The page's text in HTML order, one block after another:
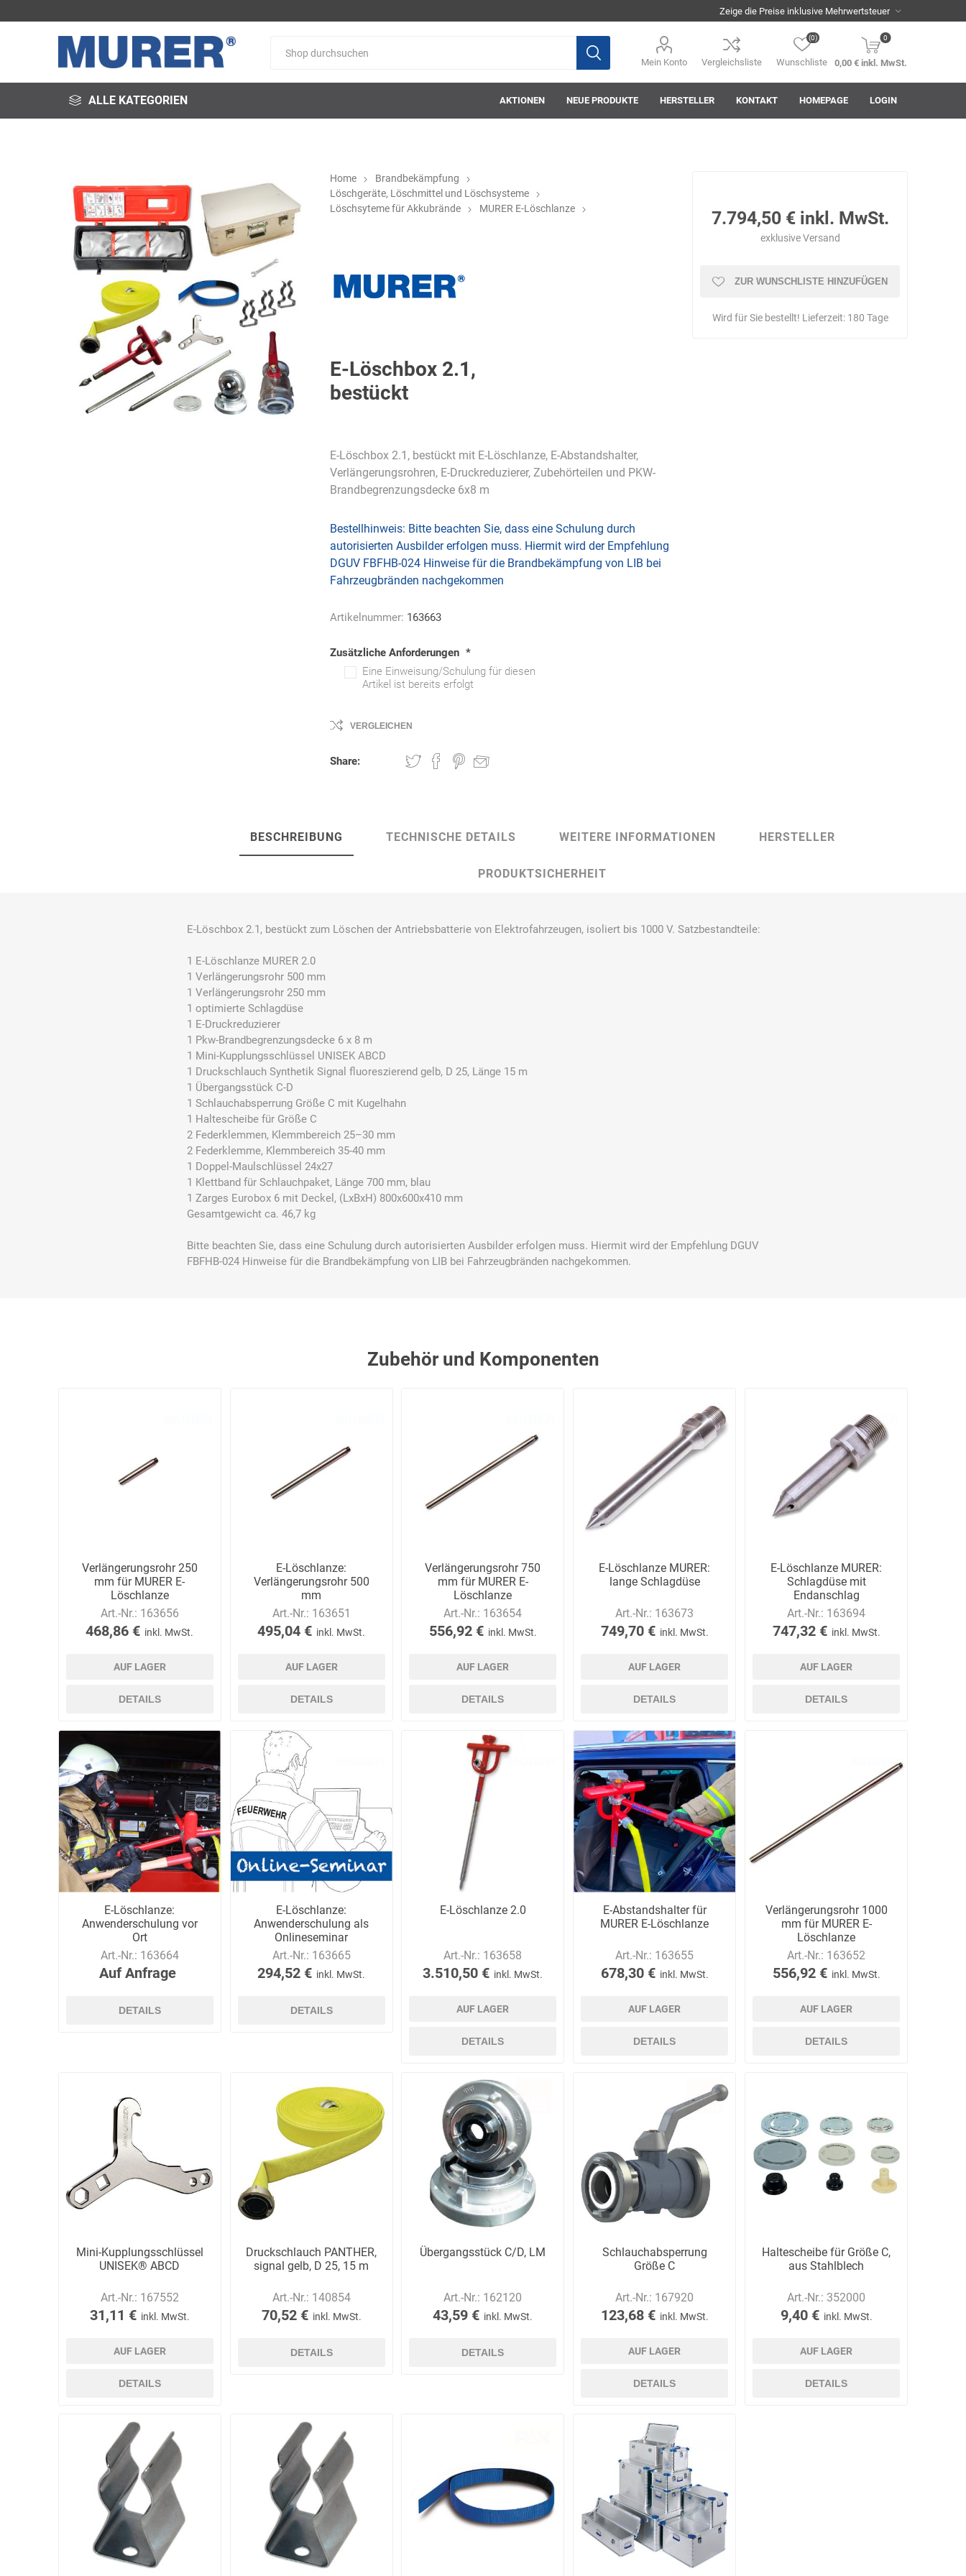
Mein Konto Vergleichsliste Wunschliste
(0) 0
0,00 € inkl. MwSt.
ALLE KATEGORIEN AKTIONEN NEUE PRODUKTE HERSTELLER
@fire 3M
Arbeitsschutz
ab-in-die-box ace-tec Acculux AFW Stickerei AHA! Effekt Akkuplanet Albert Kuhn
Schweißservice
Artur Ziegler
Alfred
Schneider
ALTEC
Schulungen
automess autoterm AVV
Arbeitsschutz
Boorberg BOS-Tec
Bussard
Medical
Möbelsysteme
Dietrich & Co.
Dietrich
Wollert
Dirk van de
Renne
Disco Bed Domeyer Dönges
Dr.
Schumacher
DSB Deutsche
Schlauchboot
DuPont
elektron
systeme
elke Technik Elried
KONTAKT HOMEPAGE LOGIN
Home
Brandbekämpfung
Löschgeräte, Löschmittel und Löschsysteme
Löschsyteme für Akkubrände
MURER E-Löschlanze
E-Löschbox 2.1,
bestückt
E-Löschbox 2.1, bestückt mit E-Löschlanze, E-Abstandshalter,
Verlängerungsrohren, E-Druckreduzierer, Zubehörteilen und PKW-
Brandbegrenzungsdecke 6x8 m
Bestellhinweis: Bitte beachten Sie, dass eine Schulung durch
autorisierten Ausbilder erfolgen muss. Hiermit wird der Empfehlung
DGUV FBFHB-024 Hinweise für die Brandbekämpfung von LIB bei
Fahrzeugbränden nachgekommen
Artikelnummer: 163663
Zusätzliche Anforderungen *
Eine Einweisung/Schulung für diesen
Artikel ist bereits erfolgt
VERGLEICHEN
Share:
7.794,50 € inkl. MwSt.
exklusiveVersand
ZUR WUNSCHLISTE HINZUFÜGEN
Wird für Sie bestellt! Lieferzeit: 180 Tage
BESCHREIBUNG TECHNISCHE DETAILS WEITERE INFORMATIONEN HERSTELLER
PRODUKTSICHERHEIT
E-Löschbox 2.1, bestückt zum Löschen der Antriebsbatterie von Elektrofahrzeugen, isoliert bis 1000 V. Satzbestandteile:
1 E-Löschlanze MURER 2.0
1 Verlängerungsrohr 500 mm
1 Verlängerungsrohr 250 mm
1 optimierte Schlagdüse
1 E-Druckreduzierer
1 Pkw-Brandbegrenzungsdecke 6 x 8 m
1 Mini-Kupplungsschlüssel UNISEK ABCD
1 Druckschlauch Synthetik Signal fluoreszierend gelb, D 25, Länge 15 m
1 Übergangsstück C-D
1 Schlauchabsperrung Größe C mit Kugelhahn
1 Haltescheibe für Größe C
2 Federklemmen, Klemmbereich 25–30 mm
2 Federklemme, Klemmbereich 35-40 mm
1 Doppel-Maulschlüssel 24x27
1 Klettband für Schlauchpaket, Länge 700 mm, blau
1 Zarges Eurobox 6 mit Deckel, (LxBxH) 800x600x410 mm
Gesamtgewicht ca. 46,7 kg
Bitte beachten Sie, dass eine Schulung durch autorisierten Ausbilder erfolgen muss. Hiermit wird der Empfehlung DGUV
FBFHB-024 Hinweise für die Brandbekämpfung von LIB bei Fahrzeugbränden nachgekommen.
Zubehör und Komponenten
Verlängerungsrohr 250
mm für MURER E-
Löschlanze
Art.-Nr.: 163656
468,86 € inkl. MwSt.
AUF LAGER
DETAILS
E-Löschlanze:
Verlängerungsrohr 500
mm
Art.-Nr.: 163651
495,04 € inkl. MwSt.
AUF LAGER
DETAILS
Verlängerungsrohr 750
mm für MURER E-
Löschlanze
Art.-Nr.: 163654
556,92 € inkl. MwSt.
AUF LAGER
DETAILS
E-Löschlanze MURER:
lange Schlagdüse
Art.-Nr.: 163673
749,70 € inkl. MwSt.
AUF LAGER
DETAILS
E-Löschlanze MURER:
Schlagdüse mit
Endanschlag
Art.-Nr.: 163694
747,32 € inkl. MwSt.
AUF LAGER
DETAILS
E-Löschlanze:
Anwenderschulung vor
Ort
Art.-Nr.: 163664
Auf Anfrage
DETAILS
E-Löschlanze:
Anwenderschulung als
Onlineseminar
Art.-Nr.: 163665
294,52 € inkl. MwSt.
DETAILS
E-Löschlanze 2.0
Art.-Nr.: 163658
3.510,50 € inkl. MwSt.
AUF LAGER
DETAILS
E-Abstandshalter für
MURER E-Löschlanze
Art.-Nr.: 163655
678,30 € inkl. MwSt.
AUF LAGER
DETAILS
Verlängerungsrohr 1000
mm für MURER E-
Löschlanze
Art.-Nr.: 163652
556,92 € inkl. MwSt.
AUF LAGER
DETAILS
Mini-Kupplungsschlüssel
UNISEK® ABCD
Art.-Nr.: 167552
31,11 € inkl. MwSt.
AUF LAGER
DETAILS
Druckschlauch PANTHER,
signal gelb, D 25, 15 m
Art.-Nr.: 140854
70,52 € inkl. MwSt.
DETAILS
Übergangsstück C/D, LM
Art.-Nr.: 162120
43,59 € inkl. MwSt.
DETAILS
Schlauchabsperrung
Größe C
Art.-Nr.: 167920
123,68 € inkl. MwSt.
AUF LAGER
DETAILS
Haltescheibe für Größe C,
aus Stahlblech
Art.-Nr.: 352000
9,40 € inkl. MwSt.
AUF LAGER
DETAILS